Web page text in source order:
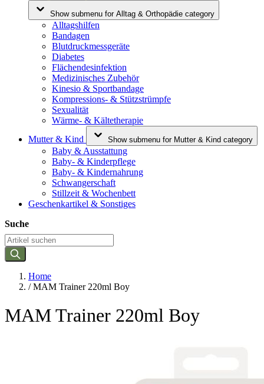
Show submenu for Alltag & Orthopädie category
Alltagshilfen
Bandagen
Blutdruckmessgeräte
Diabetes
Flächendesinfektion
Medizinisches Zubehör
Kinesio & Sportbandage
Kompressions- & Stützstrümpfe
Sexualität
Wärme- & Kältetherapie
Mutter & Kind
Show submenu for Mutter & Kind category
Baby & Ausstattung
Baby- & Kinderpflege
Baby- & Kindernahrung
Schwangerschaft
Stillzeit & Wochenbett
Geschenkartikel & Sonstiges
Suche
Home
/ MAM Trainer 220ml Boy
MAM Trainer 220ml Boy